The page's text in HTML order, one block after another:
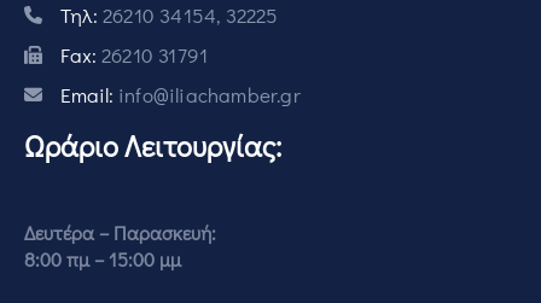
Τηλ: 26210 34154, 32225
Fax: 26210 31791
Email: info@iliachamber.gr
Ωράριο Λειτουργίας:
Δευτέρα – Παρασκευή:
8:00 πμ – 15:00 μμ